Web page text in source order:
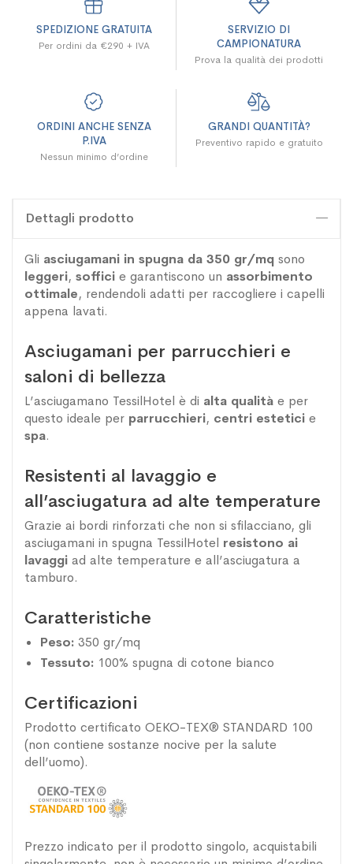
SPEDIZIONE GRATUITA
Per ordini da €290 + IVA
SERVIZIO DI
CAMPIONATURA
Prova la qualità dei prodotti
ORDINI ANCHE SENZA
P.IVA
Nessun minimo d’ordine
GRANDI QUANTITÀ?
Preventivo rapido e gratuito
Dettagli prodotto
Gli asciugamani in spugna da 350 gr/mq sono
leggeri, soffici e garantiscono un assorbimento
ottimale, rendendoli adatti per raccogliere i capelli
appena lavati.
Asciugamani per parrucchieri e
saloni di bellezza
L’asciugamano TessilHotel è di alta qualità e per
questo ideale per parrucchieri, centri estetici e
spa.
Resistenti al lavaggio e
all’asciugatura ad alte temperature
Grazie ai bordi rinforzati che non si sfilacciano, gli
asciugamani in spugna TessilHotel resistono ai
lavaggi ad alte temperature e all’asciugatura a
tamburo.
Caratteristiche
Peso: 350 gr/mq
Tessuto: 100% spugna di cotone bianco
Certificazioni
Prodotto certificato OEKO-TEX® STANDARD 100
(non contiene sostanze nocive per la salute
dell’uomo).
Prezzo indicato per il prodotto singolo, acquistabili